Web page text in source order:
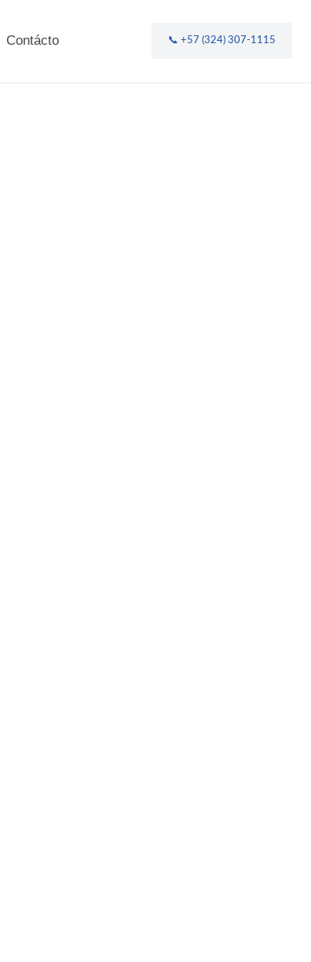
Contácto 📞 +57 (324) 307-1115